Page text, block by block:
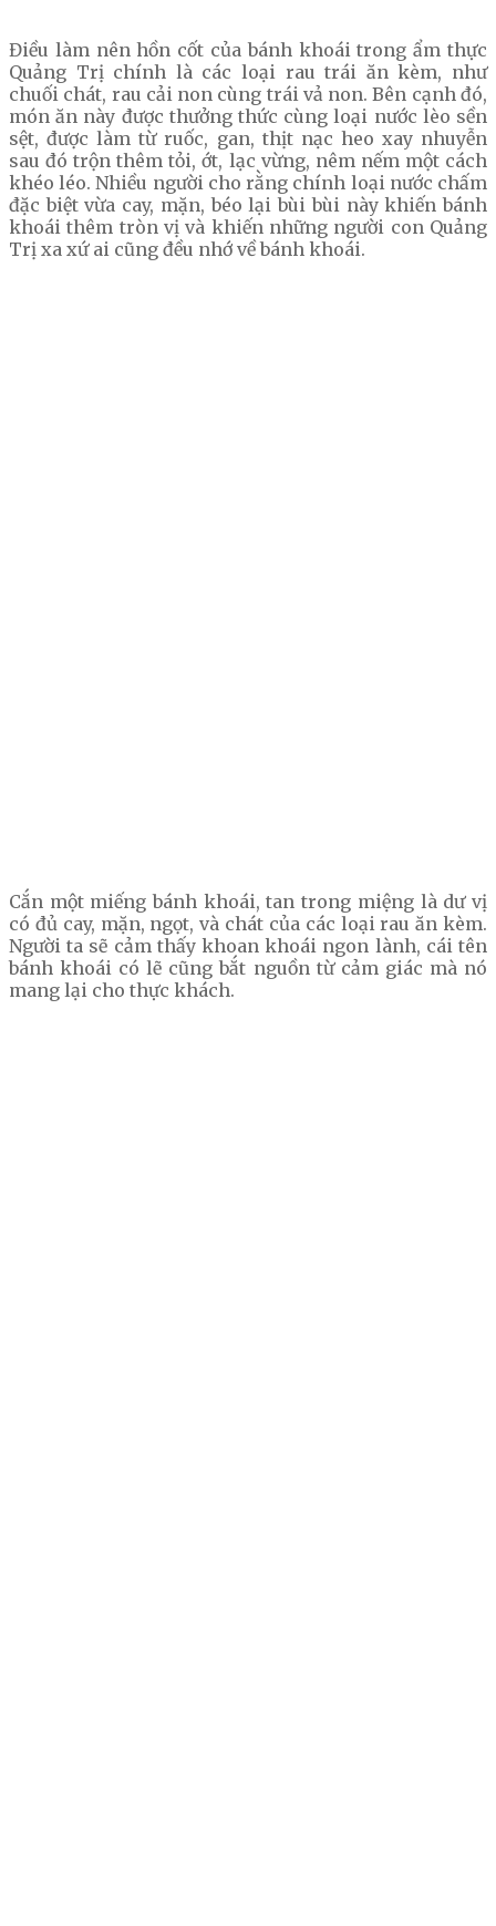
Điều làm nên hồn cốt của bánh khoái trong ẩm thực
Quảng Trị chính là các loại rau trái ăn kèm, như
chuối chát, rau cải non cùng trái vả non. Bên cạnh đó,
món ăn này được thưởng thức cùng loại nước lèo sền
sệt, được làm từ ruốc, gan, thịt nạc heo xay nhuyễn
sau đó trộn thêm tỏi, ớt, lạc vừng, nêm nếm một cách
khéo léo. Nhiều người cho rằng chính loại nước chấm
đặc biệt vừa cay, mặn, béo lại bùi bùi này khiến bánh
khoái thêm tròn vị và khiến những người con Quảng
Trị xa xứ ai cũng đều nhớ về bánh khoái.
Cắn một miếng bánh khoái, tan trong miệng là dư vị
có đủ cay, mặn, ngọt, và chát của các loại rau ăn kèm.
Người ta sẽ cảm thấy khoan khoái ngon lành, cái tên
bánh khoái có lẽ cũng bắt nguồn từ cảm giác mà nó
mang lại cho thực khách.